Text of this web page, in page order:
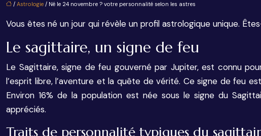
/ Astrologie / Né le 24 novembre ? votre personnalité selon les astres
Vous êtes né un jour qui révèle un profil astrologique unique.
Le sagittaire, un signe de feu
Le Sagittaire, signe de feu gouverné par Jupiter, est connu
l’esprit libre, l’aventure et la quête de vérité. Ce signe de feu
Environ 16% de la population est née sous le signe du
appréciés.
Traits de personnalité typiques du